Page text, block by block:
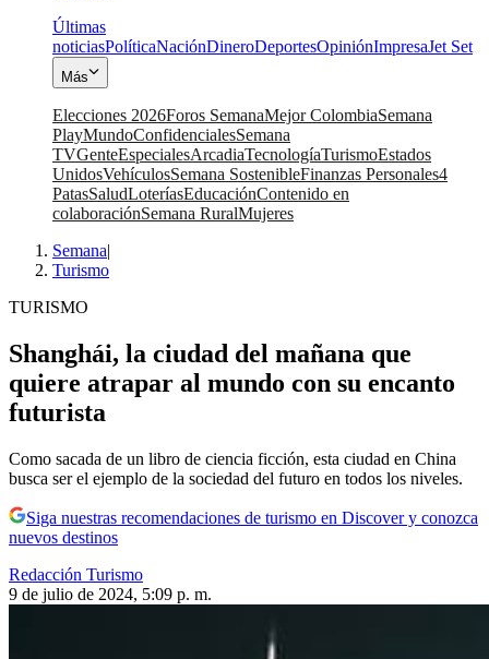
Últimas
noticiasPolíticaNaciónDineroDeportesOpiniónImpresaJet Set
Más
Elecciones 2026Foros SemanaMejor ColombiaSemana
PlayMundoConfidencialesSemana
TVGenteEspecialesArcadiaTecnologíaTurismoEstados
UnidosVehículosSemana SostenibleFinanzas Personales4
PatasSaludLoteríasEducaciónContenido en
colaboraciónSemana RuralMujeres
Semana|
Turismo
TURISMO
Shanghái, la ciudad del mañana que
quiere atrapar al mundo con su encanto
futurista
Como sacada de un libro de ciencia ficción, esta ciudad en China
busca ser el ejemplo de la sociedad del futuro en todos los niveles.
Siga nuestras recomendaciones de turismo en Discover y conozca
nuevos destinos
Redacción Turismo
9 de julio de 2024, 5:09 p. m.